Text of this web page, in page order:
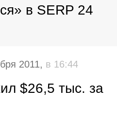
в SERP 24
2011, в 16:44
$26,5 тыс. за